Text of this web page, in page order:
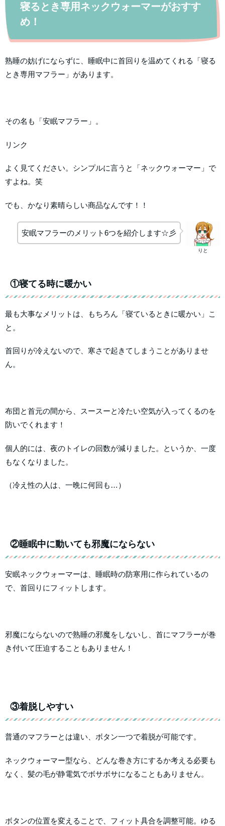
寝るとき専用ネックウォーマーがおすす
め！
熟睡の妨げにならずに、睡眠中に首回りを温めてくれる「寝る
とき専用マフラー」があります。
その名も「安眠マフラー」。
リンク
よく見てください。シンプルに言うと「ネックウォーマー」で
すよね。笑
でも、かなり素晴らしい商品なんです！！
りと
安眠マフラーのメリット6つを紹介します☆彡
①寝てる時に暖かい
最も大事なメリットは、もちろん「寝ているときに暖かい」こ
と。
首回りが冷えないので、寒さで起きてしまうことがありませ
ん。
布団と首元の間から、スースーと冷たい空気が入ってくるのを
防いでくれます！
個人的には、夜のトイレの回数が減りました。というか、一度
もなくなりました。
（冷え性の人は、一晩に何回も…）
②睡眠中に動いても邪魔にならない
安眠ネックウォーマーは、睡眠時の防寒用に作られているの
で、首回りにフィットします。
邪魔にならないので熟睡の邪魔をしないし、首にマフラーが巻
き付いて圧迫することもありません！
③着脱しやすい
普通のマフラーとは違い、ボタン一つで着脱が可能です。
ネックウォーマー型なら、どんな巻き方にするか考える必要も
なく、髪の毛が静電気でボサボサになることもありません。
ボタンの位置を変えることで、フィット具合を調整可能。ゆる